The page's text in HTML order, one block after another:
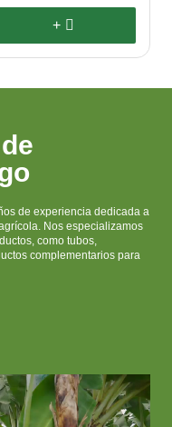
+
de experiencia dedicada a
Nos especializamos
como tubos,
complementarios para